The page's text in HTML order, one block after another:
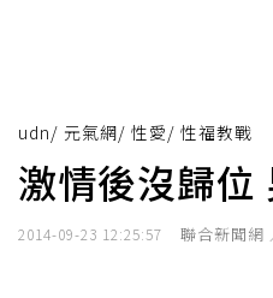
udn/ 元氣網/ 性愛/ 性福教戰
激情後沒歸位
2014-09-23 12:25:57 聯合新聞網